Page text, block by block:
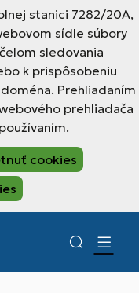
stanici 7282/20A,
sídle súbory
sledovania
k prispôsobeniu
Prehliadaním
prehliadača
cookies